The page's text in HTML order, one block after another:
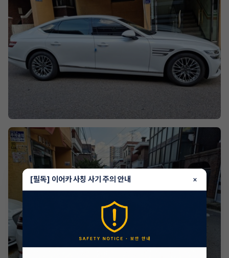
[필독] 이어카 사칭 사기 주의 안내 ×